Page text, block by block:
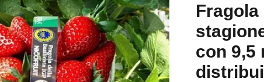
con 9,5